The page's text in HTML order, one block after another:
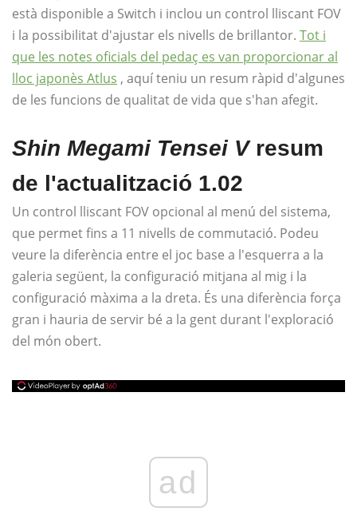
està disponible a Switch i inclou un control lliscant FOV
i la possibilitat d'ajustar els nivells de brillantor. Tot i
que les notes oficials del pedaç es van proporcionar al
lloc japonès Atlus , aquí teniu un resum ràpid d'algunes
de les funcions de qualitat de vida que s'han afegit.
Shin Megami Tensei Vresum
de l'actualització 1.02
Un control lliscant FOV opcional al menú del sistema,
que permet fins a 11 nivells de commutació. Podeu
veure la diferència entre el joc base a l'esquerra a la
galeria següent, la configuració mitjana al mig i la
configuració màxima a la dreta. És una diferència força
gran i hauria de servir bé a la gent durant l'exploració
del món obert.
ad